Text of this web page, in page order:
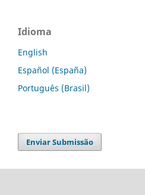
Idioma
English
Español (España)
Português (Brasil)
Enviar Submissão